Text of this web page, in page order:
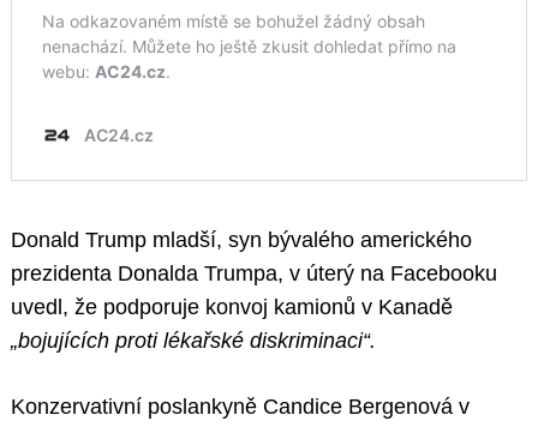
Donald Trump mladší, syn bývalého amerického
prezidenta Donalda Trumpa, v úterý na Facebooku
uvedl, že podporuje konvoj kamionů v Kanadě
„bojujících proti lékařské diskriminaci“.
Konzervativní poslankyně Candice Bergenová v